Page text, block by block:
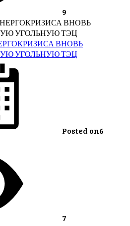
9
ВНОВЬ
УГОЛЬНУЮ ТЭЦ
Posted on6
7